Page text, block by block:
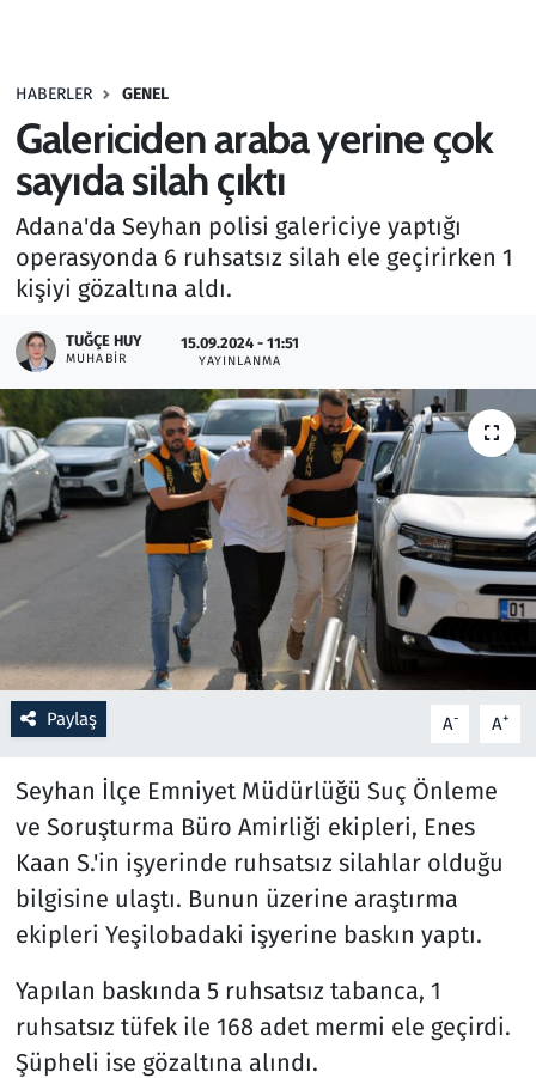
HABERLER GENEL
Galericiden araba yerine çok
sayıda silah çıktı
Adana'da Seyhan polisi galericiye yaptığı
operasyonda 6 ruhsatsız silah ele geçirirken 1
kişiyi gözaltına aldı.
TUĞÇE HUY
MUHABIR
15.09.2024 - 11:51
YAYINLANMA
Paylaş A- A+
Seyhan İlçe Emniyet Müdürlüğü Suç Önleme
ve Soruşturma Büro Amirliği ekipleri, Enes
Kaan S.'in işyerinde ruhsatsız silahlar olduğu
bilgisine ulaştı. Bunun üzerine araştırma
ekipleri Yeşilobadaki işyerine baskın yaptı.
Yapılan baskında 5 ruhsatsız tabanca, 1
ruhsatsız tüfek ile 168 adet mermi ele geçirdi.
Şüpheli ise gözaltına alındı.
Haber
Kültür Sanat
Kurumsal Haberler
Lezzet Durağı
Memur ve Kamu
Otomobil
Oyun
Ramazan
Resmi İlanlar
Rüya Tabirleri
Sağlık
Savunma Sanayi
Seçim 2023
Spor
Televizyon